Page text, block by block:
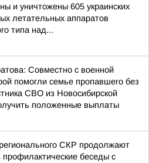
и уничтожены 605 украинских
летательных аппаратов
типа над...
Совместно с военной
помогли семье пропавшего без
СВО из Новосибирской
положенные выплаты
СКР продолжают
профилактические беседы с